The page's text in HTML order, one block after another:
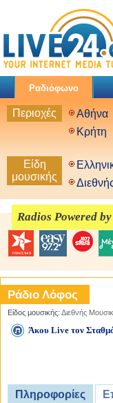
Ραδιόφωνο
Περιοχές Αθήνα
Κρήτη
Είδη
μουσικής
Radios Powered
Ράδιο Λόφος
Είδος μουσικής: Διεθνής
Άκου Live τον
Πληροφορίες